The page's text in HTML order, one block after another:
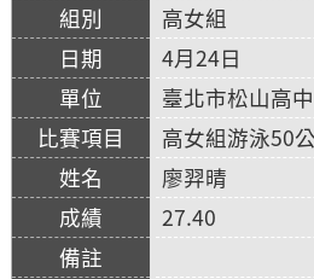
高女組
4月24日
臺北市松山高中
高女組游泳50
廖羿晴
27.40